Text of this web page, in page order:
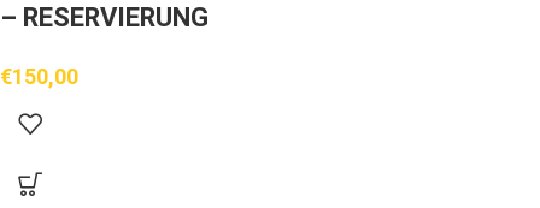
– RESERVIERUNG
€150,00